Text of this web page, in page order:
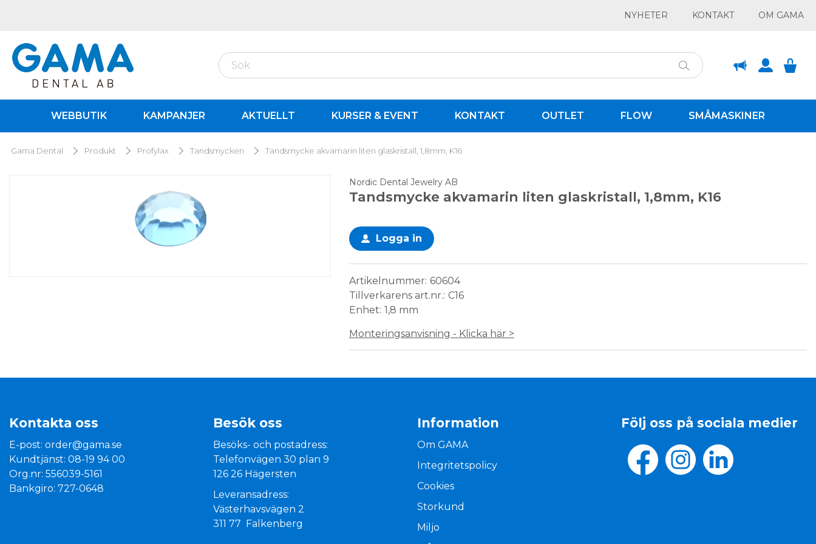
NYHETER KONTAKT OM GAMA
WEBBUTIK KAMPANJER AKTUELLT KURSER & EVENT KONTAKT OUTLET FLOW SMÅMASKINER
Gama Dental Produkt Profylax Tandsmycken Tandsmycke akvamarin liten glaskristall, 1,8mm, K16
Nordic Dental Jewelry AB
Tandsmycke akvamarin liten glaskristall, 1,8mm, K16
Logga in
Artikelnummer 60604
Tillverkarens art.nr. C16
Enhet 1,8 mm
Monteringsanvisning - Klicka här >
Kontakta oss
E-post: order@gama.se
Kundtjänst: 08-19 94 00
Org.nr: 556039-5161
Bankgiro: 727-0648
Besök oss
Besöks- och postadress:
Telefonvägen 30 plan 9
126 26 Hägersten
Leveransadress:
Västerhavsvägen 2
311 77 Falkenberg
Information
Om GAMA
Integritetspolicy
Cookies
Storkund
Miljo
Följ oss på sociala medier